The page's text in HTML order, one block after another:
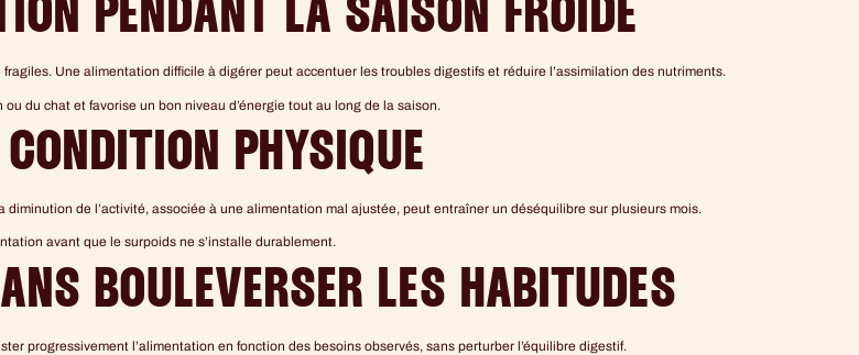
PENDANT LA SAISON FROIDE
Une alimentation difficile à digérer peut accentuer les troubles digestifs et réduire l’assimilation des nutriments.
du chat et favorise un bon niveau d’énergie tout au long de la saison.
PHYSIQUE
de l’activité, associée à une alimentation mal ajustée, peut entraîner un déséquilibre sur plusieurs mois.
avant que le surpoids ne s’installe durablement.
BOULEVERSER LES HABITUDES
progressivement l’alimentation en fonction des besoins observés, sans perturber l’équilibre digestif.